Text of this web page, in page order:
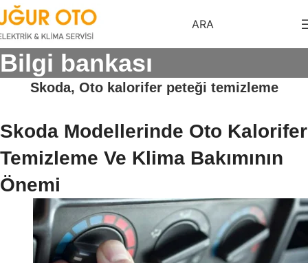
ARA
Bilgi bankası
Skoda, Oto kalorifer peteği temizleme
Skoda Modellerinde Oto Kalorifer
Temizleme Ve Klima Bakımının
Önemi